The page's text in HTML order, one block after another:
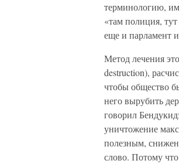
терминологию,
«там полиция,
еще и парламент
Метод лечения
destruction),
чтобы общество
него вырубить
говорил
уничтожение
полезным,
слово. Потому